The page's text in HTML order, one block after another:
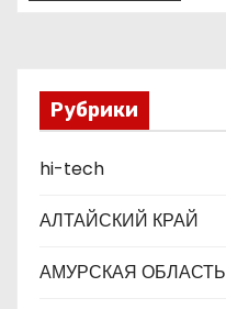
я
Рубрики
hi-tech
АЛТАЙСКИЙ КРАЙ
АМУРСКАЯ ОБЛАСТЬ